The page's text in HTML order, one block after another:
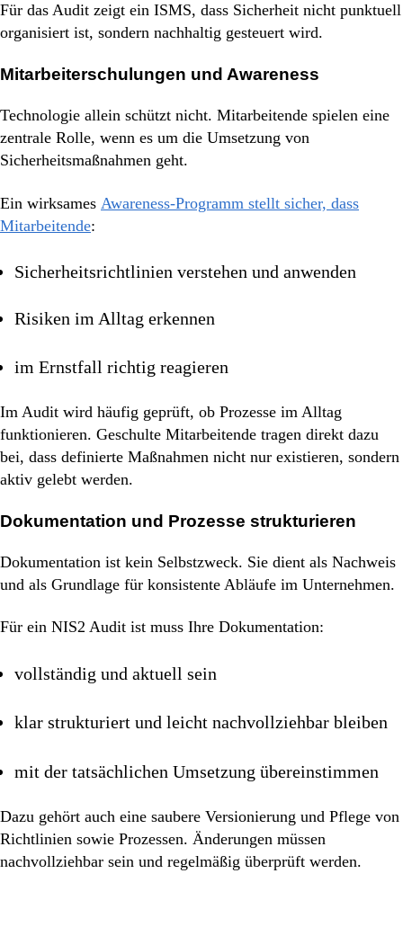
Für das Audit zeigt ein ISMS, dass Sicherheit nicht punktuell
organisiert ist, sondern nachhaltig gesteuert wird.
Mitarbeiterschulungen und Awareness
Technologie allein schützt nicht. Mitarbeitende spielen eine
zentrale Rolle, wenn es um die Umsetzung von
Sicherheitsmaßnahmen geht.
Ein wirksames Awareness-Programm stellt sicher, dass
Mitarbeitende:
Sicherheitsrichtlinien verstehen und anwenden
Risiken im Alltag erkennen
im Ernstfall richtig reagieren
Im Audit wird häufig geprüft, ob Prozesse im Alltag
funktionieren. Geschulte Mitarbeitende tragen direkt dazu
bei, dass definierte Maßnahmen nicht nur existieren, sondern
aktiv gelebt werden.
Dokumentation und Prozesse strukturieren
Dokumentation ist kein Selbstzweck. Sie dient als Nachweis
und als Grundlage für konsistente Abläufe im Unternehmen.
Für ein NIS2 Audit ist muss Ihre Dokumentation:
vollständig und aktuell sein
klar strukturiert und leicht nachvollziehbar bleiben
mit der tatsächlichen Umsetzung übereinstimmen
Dazu gehört auch eine saubere Versionierung und Pflege von
Richtlinien sowie Prozessen. Änderungen müssen
nachvollziehbar sein und regelmäßig überprüft werden.